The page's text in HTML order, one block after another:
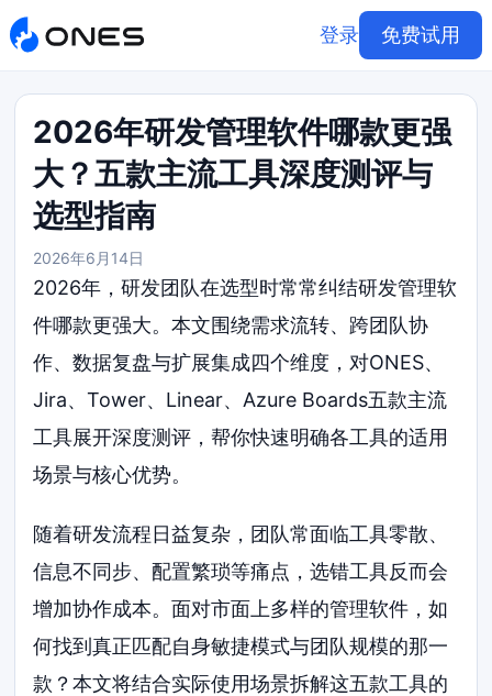
登录 免费试用
2026年研发管理软件哪款更强
大？五款主流工具深度测评与
选型指南
2026年6月14日
2026年，研发团队在选型时常常纠结研发管理软
件哪款更强大。本文围绕需求流转、跨团队协
作、数据复盘与扩展集成四个维度，对ONES、
Jira、Tower、Linear、Azure Boards五款主流
工具展开深度测评，帮你快速明确各工具的适用
场景与核心优势。
随着研发流程日益复杂，团队常面临工具零散、
信息不同步、配置繁琐等痛点，选错工具反而会
增加协作成本。面对市面上多样的管理软件，如
何找到真正匹配自身敏捷模式与团队规模的那一
款？本文将结合实际使用场景拆解这五款工具的